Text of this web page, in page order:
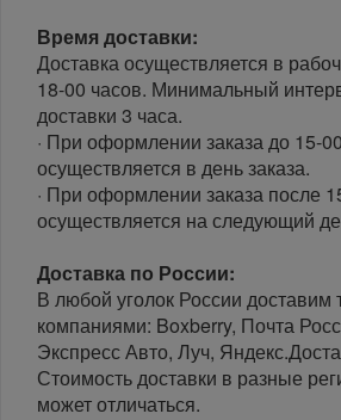
Время доставки:
Доставка осуществляется в
18-00 часов. Минимальный
доставки 3 часа.
· При оформлении заказа до 15-
осуществляется в день заказа.
· При оформлении заказа после
осуществляется на следующий
Доставка по России:
В любой уголок России доставим
компаниями: Boxberry, Почта
Экспресс Авто, Луч,
Стоимость доставки в разные
может отличаться.